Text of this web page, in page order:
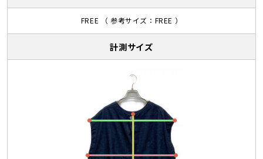
FREE （ 参考サイズ：FREE ）
計測サイズ